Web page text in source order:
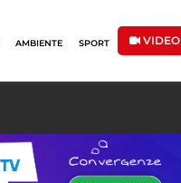
AMBIENTE SPORT VIDEO